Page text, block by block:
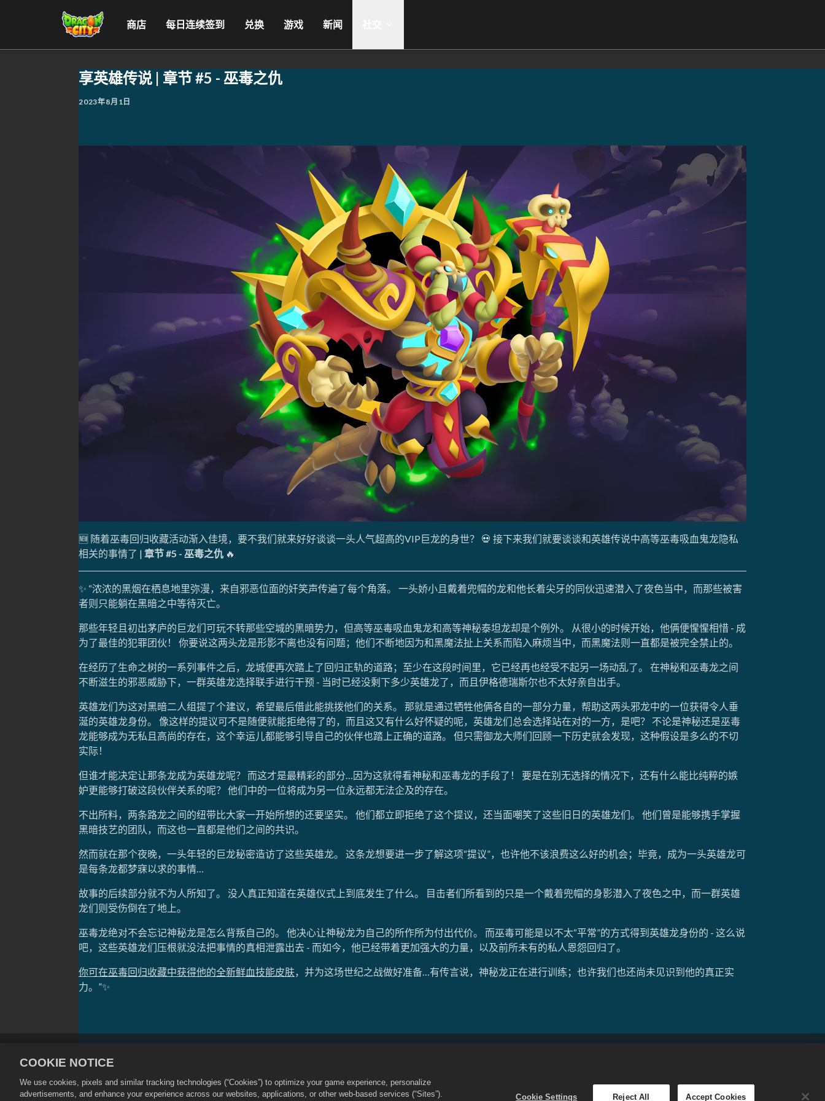
商店 每日连续签到 兑换 游戏 新闻
享英雄传说 | 章节 #5 - 巫毒之仇
2023年8月1日
🆕 随着巫毒回归收藏活动渐入佳境，要不我们就来好好谈谈一头人气超高的VIP巨龙的身世？ 💀 接下来我们就要谈谈和英雄传说中高等巫毒吸血鬼龙隐私
相关的事情了 | 章节 #5 - 巫毒之仇 🔥
✨ “浓浓的黑烟在栖息地里弥漫，来自邪恶位面的奸笑声传遍了每个角落。 一头娇小且戴着兜帽的龙和他长着尖牙的同伙迅速潜入了夜色当中，而那些被害
者则只能躺在黑暗之中等待灭亡。
那些年轻且初出茅庐的巨龙们可玩不转那些空城的黑暗势力，但高等巫毒吸血鬼龙和高等神秘泰坦龙却是个例外。 从很小的时候开始，他俩便惺惺相惜 - 成
为了最佳的犯罪团伙！ 你要说这两头龙是形影不离也没有问题；他们不断地因为和黑魔法扯上关系而陷入麻烦当中，而黑魔法则一直都是被完全禁止的。
在经历了生命之树的一系列事件之后，龙城便再次踏上了回归正轨的道路；至少在这段时间里，它已经再也经受不起另一场动乱了。 在神秘和巫毒龙之间
不断滋生的邪恶威胁下，一群英雄龙选择联手进行干预 - 当时已经没剩下多少英雄龙了，而且伊格德瑞斯尔也不太好亲自出手。
英雄龙们为这对黑暗二人组提了个建议，希望最后借此能挑拨他们的关系。 那就是通过牺牲他俩各自的一部分力量，帮助这两头邪龙中的一位获得令人垂
涎的英雄龙身份。 像这样的提议可不是随便就能拒绝得了的，而且这又有什么好怀疑的呢，英雄龙们总会选择站在对的一方，是吧？ 不论是神秘还是巫毒
龙能够成为无私且高尚的存在，这个幸运儿都能够引导自己的伙伴也踏上正确的道路。 但只需御龙大师们回顾一下历史就会发现，这种假设是多么的不切
实际！
但谁才能决定让那条龙成为英雄龙呢？ 而这才是最精彩的部分…因为这就得看神秘和巫毒龙的手段了！ 要是在别无选择的情况下，还有什么能比纯粹的嫉
妒更能够打破这段伙伴关系的呢？ 他们中的一位将成为另一位永远都无法企及的存在。
不出所料，两条路龙之间的纽带比大家一开始所想的还要坚实。 他们都立即拒绝了这个提议，还当面嘲笑了这些旧日的英雄龙们。 他们曾是能够携手掌握
黑暗技艺的团队，而这也一直都是他们之间的共识。
然而就在那个夜晚，一头年轻的巨龙秘密造访了这些英雄龙。 这条龙想要进一步了解这项“提议”，也许他不该浪费这么好的机会；毕竟，成为一头英雄龙可
是每条龙都梦寐以求的事情…
故事的后续部分就不为人所知了。 没人真正知道在英雄仪式上到底发生了什么。 目击者们所看到的只是一个戴着兜帽的身影潜入了夜色之中，而一群英雄
龙们则受伤倒在了地上。
巫毒龙绝对不会忘记神秘龙是怎么背叛自己的。 他决心让神秘龙为自己的所作所为付出代价。 而巫毒可能是以不太“平常”的方式得到英雄龙身份的 - 这么说
吧，这些英雄龙们压根就没法把事情的真相泄露出去 - 而如今，他已经带着更加强大的力量，以及前所未有的私人恩怨回归了。
你可在巫毒回归收藏中获得他的全新鲜血技能皮肤，并为这场世纪之战做好准备…有传言说，神秘龙正在进行训练；也许我们也还尚未见识到他的真正实
力。”✨
Cookie设置
© 2026Social Point S.L. 龙城和龙城标识是Social Point S.L.所拥有的商标 保留所有权利。 龙城商店是由Zynga, Inc.所运营的服务，其商
COOKIE NOTICE
We use cookies, pixels and similar tracking technologies (“Cookies”) to optimize your game experience, personalize
advertisements, and enhance your experience across our websites, applications, or other web-based services (“Sites”).
Cookie Settings Reject All Accept Cookies